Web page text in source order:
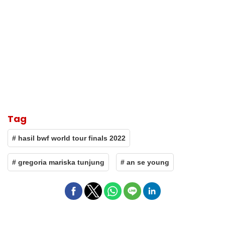
Tag
# hasil bwf world tour finals 2022
# gregoria mariska tunjung # an se young